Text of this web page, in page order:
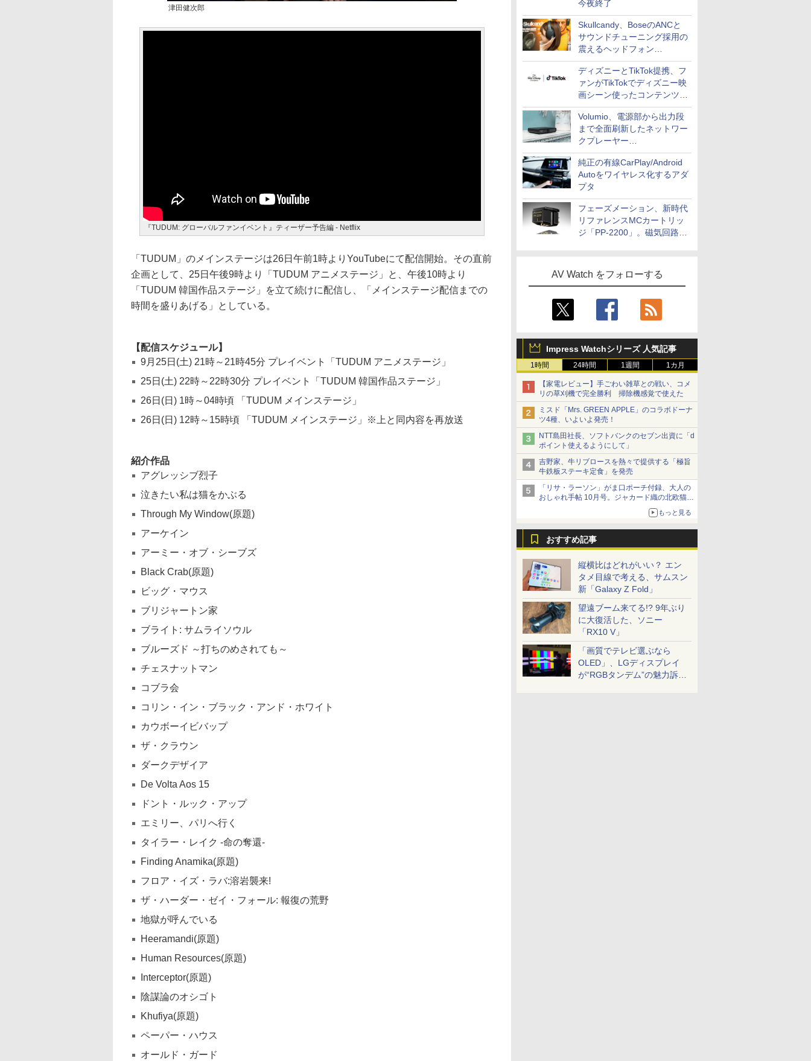
今夜終了
Skullcandy、BoseのANCと
サウンドチューニング採用の
震えるヘッドフォン
「Crusher 1080 ANC」
ディズニーとTikTok提携、フ
ァンがTikTokでディズニー映
画シーン使ったコンテンツ制
作、Disney+にも配信
Volumio、電源部から出力段
まで全面刷新したネットワー
クプレーヤー
「Primo（2026）」
純正の有線CarPlay/Android
Autoをワイヤレス化するアダ
プタ
フェーズメーション、新時代
リファレンスMCカートリッ
ジ「PP-2200」。磁気回路や
AV Watch をフォローする
Impress Watchシリーズ 人気記事
1時間 24時間 1週間 1カ月
【家電レビュー】手ごわい雑草との戦い、コメ
リの草刈機で完全勝利 掃除機感覚で使えた
ミスド「Mrs. GREEN APPLE」のコラボドーナ
ツ4種、いよいよ発売！
NTT島田社長、ソフトバンクのセブン出資に「d
ポイント使えるようにして」
吉野家、牛リブロースを熱々で提供する「極旨
牛鉄板ステーキ定食」を発売
「リサ・ラーソン」がま口ポーチ付録、大人の
おしゃれ手帖 10月号。ジャカード織の北欧猫デ
もっと見る
おすすめ記事
縦横比はどれがいい？ エン
タメ目線で考える、サムスン
新「Galaxy Z Fold」
望遠ブーム来てる!? 9年ぶり
に大復活した、ソニー
「RX10 V」
「画質でテレビ選ぶなら
OLED」、LGディスプレイ
が“RGBタンデム”の魅力訴
津田健次郎
『TUDUM: グローバルファンイベント』ティーザー予告編 - Netflix
「TUDUM」のメインステージは26日午前1時よりYouTubeにて配信開始。その直前
企画として、25日午後9時より「TUDUM アニメステージ」と、午後10時より
「TUDUM 韓国作品ステージ」を立て続けに配信し、「メインステージ配信までの
時間を盛りあげる」としている。
【配信スケジュール】
9月25日(土) 21時～21時45分 プレイベント「TUDUM アニメステージ」
25日(土) 22時～22時30分 プレイベント「TUDUM 韓国作品ステージ」
26日(日) 1時～04時頃 「TUDUM メインステージ」
26日(日) 12時～15時頃 「TUDUM メインステージ」※上と同内容を再放送
紹介作品
アグレッシブ烈子
泣きたい私は猫をかぶる
Through My Window(原題)
アーケイン
アーミー・オブ・シーブズ
Black Crab(原題)
ビッグ・マウス
ブリジャートン家
ブライト: サムライソウル
ブルーズド ～打ちのめされても～
チェスナットマン
コブラ会
コリン・イン・ブラック・アンド・ホワイト
カウボーイビバップ
ザ・クラウン
ダークデザイア
De Volta Aos 15
ドント・ルック・アップ
エミリー、パリへ行く
タイラー・レイク -命の奪還-
Finding Anamika(原題)
フロア・イズ・ラバ:溶岩襲来!
ザ・ハーダー・ゼイ・フォール: 報復の荒野
地獄が呼んでいる
Heeramandi(原題)
Human Resources(原題)
Interceptor(原題)
陰謀論のオシゴト
Khufiya(原題)
ペーパー・ハウス
オールド・ガード